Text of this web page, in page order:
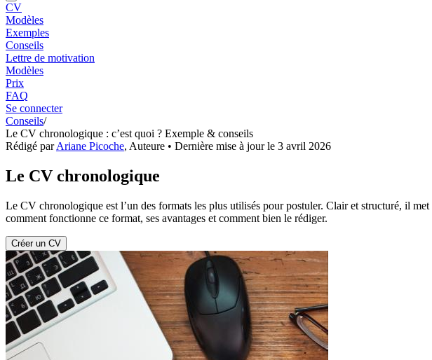
CV
Modèles
Exemples
Conseils
Lettre de motivation
Modèles
Prix
FAQ
Se connecter
Conseils/
Le CV chronologique : c’est quoi ? Exemple & conseils
Rédigé parAriane Picoche, Auteure • Dernière mise à jour le 3 avril 2026
Le CV chronologique
Le CV chronologique est l’un des formats les plus utilisés pour postuler. Clair et structuré, il
comment fonctionne ce format, ses avantages et comment bien le rédiger.
Créer un CV